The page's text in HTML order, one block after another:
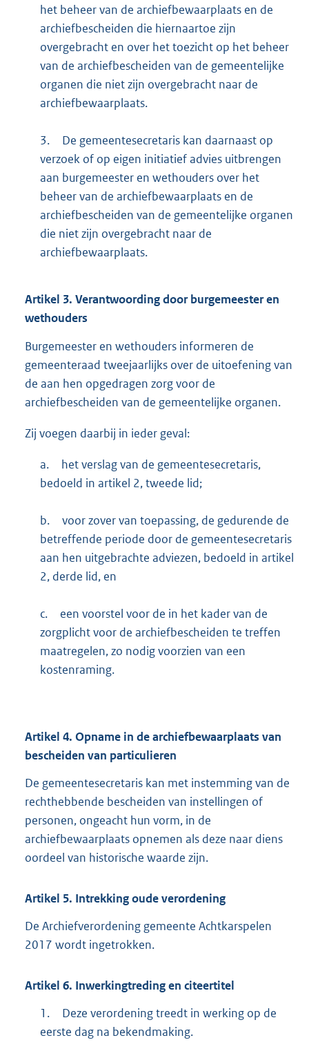
het beheer van de archiefbewaarplaats en de
archiefbescheiden die hiernaartoe zijn
overgebracht en over het toezicht op het beheer
van de archiefbescheiden van de gemeentelijke
organen die niet zijn overgebracht naar de
archiefbewaarplaats.
3.
De gemeentesecretaris kan daarnaast op
verzoek of op eigen initiatief advies uitbrengen
aan burgemeester en wethouders over het
beheer van de archiefbewaarplaats en de
archiefbescheiden van de gemeentelijke organen
die niet zijn overgebracht naar de
archiefbewaarplaats.
Artikel 3. Verantwoording door burgemeester en
wethouders
Burgemeester en wethouders informeren de
gemeenteraad tweejaarlijks over de uitoefening van
de aan hen opgedragen zorg voor de
archiefbescheiden van de gemeentelijke organen.
Zij voegen daarbij in ieder geval:
a.
het verslag van de gemeentesecretaris,
bedoeld in artikel 2, tweede lid;
b.
voor zover van toepassing, de gedurende de
betreffende periode door de gemeentesecretaris
aan hen uitgebrachte adviezen, bedoeld in artikel
2, derde lid, en
c.
een voorstel voor de in het kader van de
zorgplicht voor de archiefbescheiden te treffen
maatregelen, zo nodig voorzien van een
kostenraming.
Artikel 4. Opname in de archiefbewaarplaats van
bescheiden van particulieren
De gemeentesecretaris kan met instemming van de
rechthebbende bescheiden van instellingen of
personen, ongeacht hun vorm, in de
archiefbewaarplaats opnemen als deze naar diens
oordeel van historische waarde zijn.
Artikel 5. Intrekking oude verordening
De Archiefverordening gemeente Achtkarspelen
2017 wordt ingetrokken.
Artikel 6. Inwerkingtreding en citeertitel
1.
Deze verordening treedt in werking op de
eerste dag na bekendmaking.